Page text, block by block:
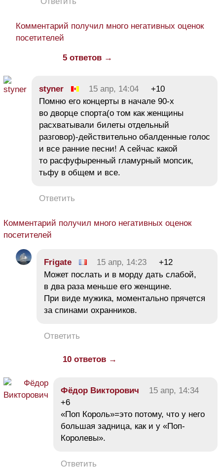
Комментарий получил много негативных оценок
посетителей
5 ответов →
styner 15 апр, 14:04
+10
Помню его концерты в начале 90-х
во дворце спорта(о том как женщины
расхватывали билеты отдельный
разговор)-действительно обалденные голос
и все ранние песни! А сейчас какой
то расфуфыренный гламурный мопсик,
тьфу в общем и все.
Ответить
Комментарий получил много негативных оценок
посетителей
Frigate 15 апр, 14:23
+12
Может послать и в морду дать слабой,
в два раза меньше его женщине.
При виде мужика, моментально прячется
за спинами охранников.
Ответить
10 ответов →
Фёдор Викторович
15 апр, 14:34
+6
«Поп Король»=это потому, что у него
большая задница, как и у «Поп-
Королевы».
Ответить